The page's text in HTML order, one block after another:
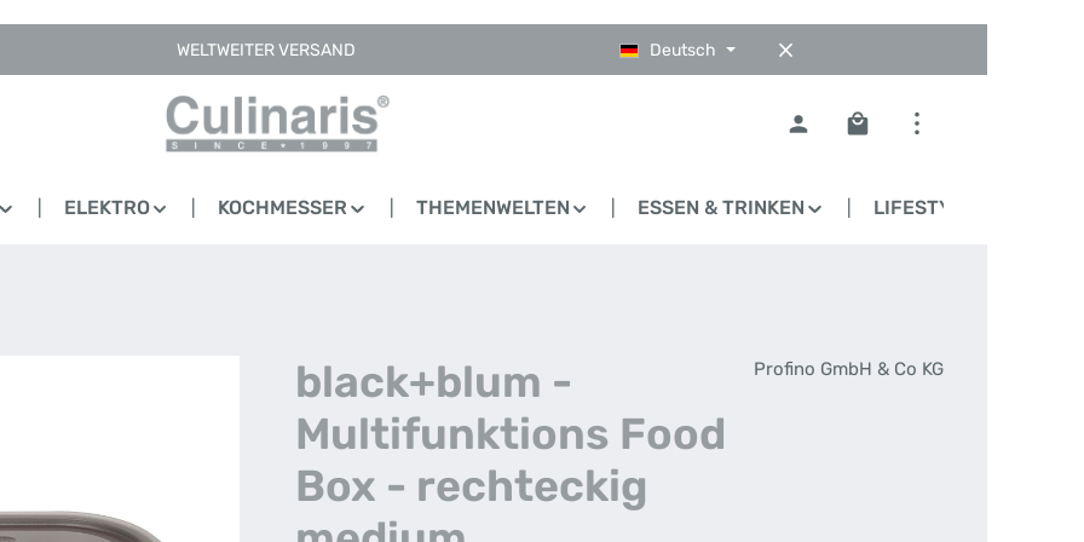
WELTWEITER VERSAND Deutsch
Warenkorb enthält 0
ELEKTRO KOCHMESSER THEMENWELTEN ESSEN & TRINKEN LIFESTYLE
Profino GmbH & Co KG
black+blum -
Multifunktions Food
Box - rechteckig